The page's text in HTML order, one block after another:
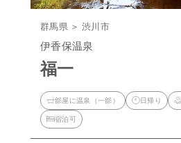
群馬県 ＞ 渋川市
伊香保温泉
福一
部屋に温泉（一部） 日帰り
宿泊可